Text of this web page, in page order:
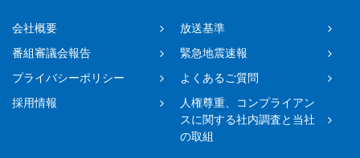
会社概要
放送基準
番組審議会報告
緊急地震速報
プライバシーポリシー
よくあるご質問
採用情報
人権尊重、コンプライアン
スに関する社内調査と当社
の取組